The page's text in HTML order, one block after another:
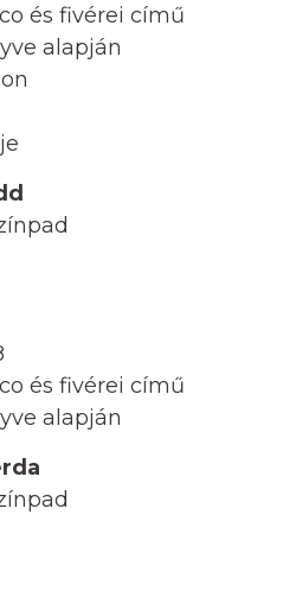
és fivérei című
alapján
és fivérei című
alapján